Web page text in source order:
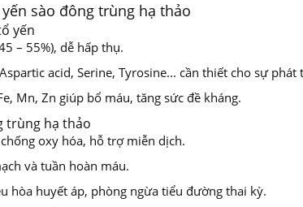
sào đông trùng hạ thảo
yến
– 55%), dễ hấp thụ.
acid, Serine, Tyrosine... cần thiết cho sự
Mn, Zn giúp bổ máu, tăng sức đề kháng.
trùng hạ thảo
oxy hóa, hỗ trợ miễn dịch.
và tuần hoàn máu.
hòa huyết áp, phòng ngừa tiểu đường thai kỳ.